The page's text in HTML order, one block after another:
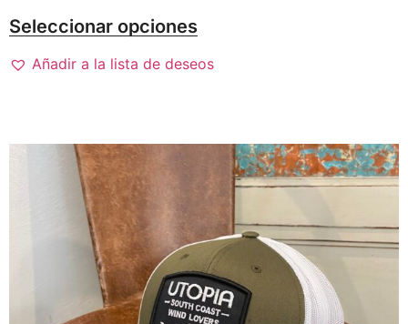
Seleccionar opciones
Añadir a la lista de deseos